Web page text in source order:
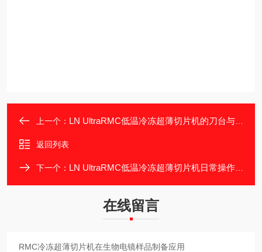
上一个： LN UltraRMC低温冷冻超薄切片机的刀台与切片刀配置
返回列表
下一个： LN UltraRMC低温冷冻超薄切片机日常操作与维护要点
在线留言